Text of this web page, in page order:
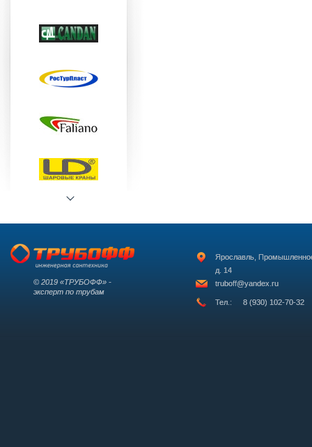
© 2019 «ТРУБОФФ» -
эксперт по трубам
Ярославль,
д. 14
truboff@yandex.ru
Тел.: 8 (930) 102-70-32